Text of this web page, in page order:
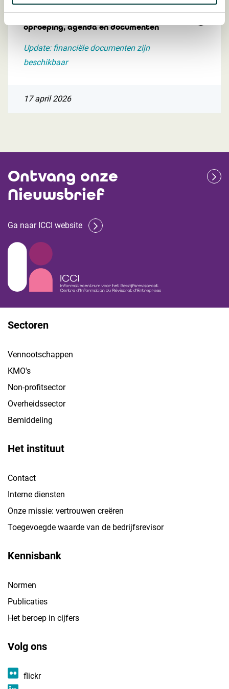
Algemene Vergadering 24 april 2026:
oproeping, agenda en documenten
Update: financiële documenten zijn
beschikbaar
17 april 2026
Ontvang onze
Nieuwsbrief
Ga naar ICCI website
Sectoren
Vennootschappen
KMO's
Non-profitsector
Overheidssector
Bemiddeling
Het instituut
Contact
Interne diensten
Onze missie: vertrouwen creëren
Toegevoegde waarde van de bedrijfsrevisor
Kennisbank
Normen
Publicaties
Het beroep in cijfers
Volg ons
flickr